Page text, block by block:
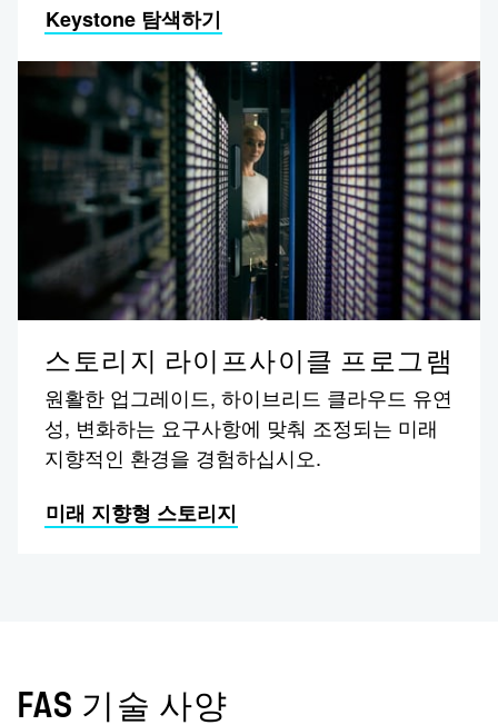
Keystone 탐색하기
스토리지 라이프사이클 프로그램
원활한 업그레이드, 하이브리드 클라우드 유연
성, 변화하는 요구사항에 맞춰 조정되는 미래
지향적인 환경을 경험하십시오.
미래 지향형 스토리지
FAS 기술 사양